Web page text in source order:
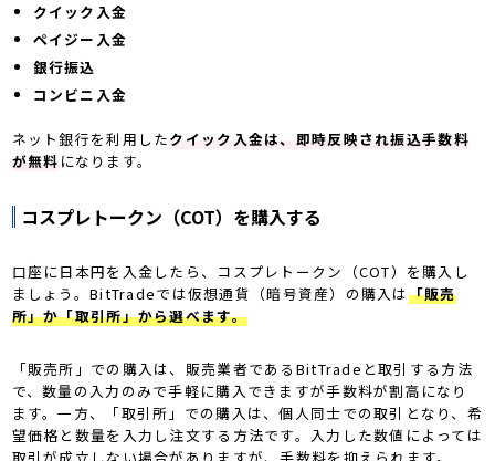
クイック入金
ペイジー入金
銀行振込
コンビニ入金
ネット銀行を利用したクイック入金は、即時反映され振込手数料
が無料 になります。
コスプレトークン（COT）を購入する
口座に日本円を入金したら、コスプレトークン（COT）を購入し
ましょう。BitTradeでは仮想通貨（暗号資産）の購入は「販売
所」か「取引所」から選べます。
「販売所」での購入は、販売業者であるBitTradeと取引する方法
で、数量の入力のみで手軽に購入できますが手数料が割高になり
ます。一方、「取引所」での購入は、個人同士での取引となり、希
望価格と数量を入力し注文する方法です。入力した数値によっては